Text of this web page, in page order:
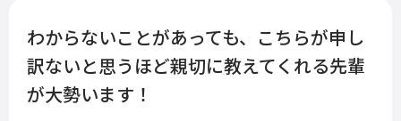
わからないことがあっても、こちらが申し
訳ないと思うほど親切に教えてくれる先輩
が大勢います！